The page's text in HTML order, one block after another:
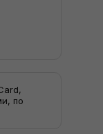
по